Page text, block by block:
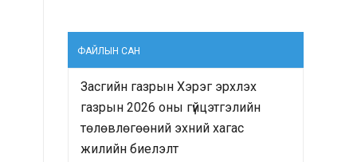
ФАЙЛЫН САН
Засгийн газрын Хэрэг эрхлэх
газрын 2026 оны гүйцэтгэлийн
төлөвлөгөөний эхний хагас
жилийн биелэлт